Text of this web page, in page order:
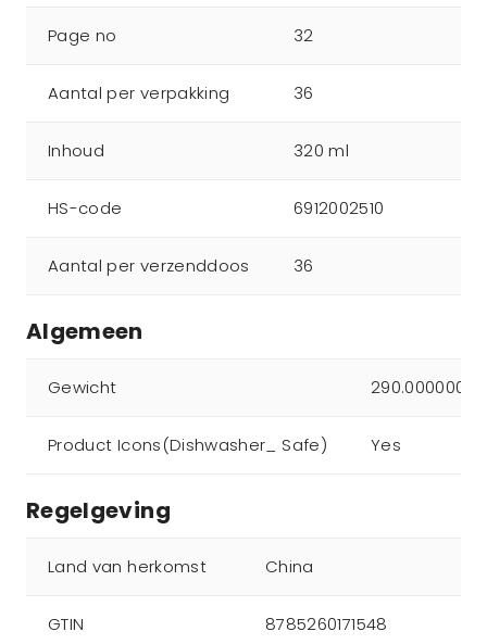
Page no 32
Aantal per verpakking 36
Inhoud 320 ml
HS-code 6912002510
Aantal per verzenddoos 36
Algemeen
Gewicht 290.000000
Product Icons(Dishwasher_ Safe) Yes
Regelgeving
Land van herkomst China
GTIN 8785260171548